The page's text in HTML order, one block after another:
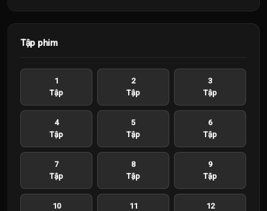
Tập phim
1
Tập
2
Tập
3
Tập
4
Tập
5
Tập
6
Tập
7
Tập
8
Tập
9
Tập
10
11
12